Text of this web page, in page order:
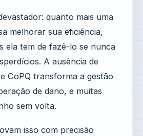
quanto mais uma
melhorar sua eficiência,
ela tem de fazê-lo se nunca
A ausência de
CoPQ transforma a gestão
de dano, e muitas
sem volta.
isso com precisão